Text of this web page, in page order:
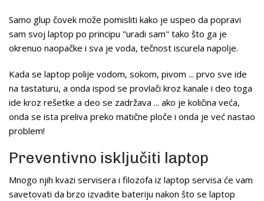
Samo glup čovek može pomisliti kako je uspeo da popravi
sam svoj laptop po principu "uradi sam" tako što ga je
okrenuo naopačke i sva je voda, tečnost iscurela napolje.
Kada se laptop polije vodom, sokom, pivom ... prvo sve ide
na tastaturu, a onda ispod se provlači kroz kanale i deo toga
ide kroz rešetke a deo se zadržava ... ako je količina veća,
onda se ista preliva preko matične ploče i onda je već nastao
problem!
Preventivno isključiti laptop
Mnogo njih kvazi servisera i filozofa iz laptop servisa će vam
savetovati da brzo izvadite bateriju nakon što se laptop